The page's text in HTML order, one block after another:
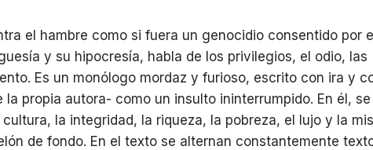
el hambre como si fuera un genocidio consentido por
y su hipocresía, habla de los privilegios, el odio, las
Es un monólogo mordaz y furioso, escrito con ira y
propia autora- como un insulto ininterrumpido. En él,
la integridad, la riqueza, la pobreza, el lujo y la
de fondo. En el texto se alternan constantemente